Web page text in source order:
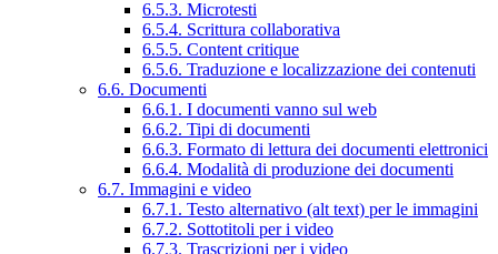
6.5.3. Microtesti
6.5.4. Scrittura collaborativa
6.5.5. Content critique
6.5.6. Traduzione e localizzazione dei contenuti
6.6. Documenti
6.6.1. I documenti vanno sul web
6.6.2. Tipi di documenti
6.6.3. Formato di lettura dei documenti elettronici
6.6.4. Modalità di produzione dei documenti
6.7. Immagini e video
6.7.1. Testo alternativo (alt text) per le immagini
6.7.2. Sottotitoli per i video
6.7.3. Trascrizioni per i video